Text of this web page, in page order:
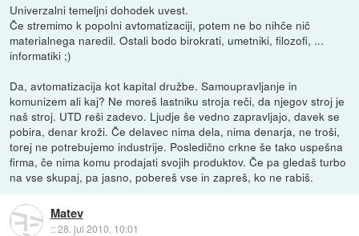
Univerzalni temeljni dohodek uvest.
Če stremimo k popolni avtomatizaciji, potem ne bo nihče nič
materialnega naredil. Ostali bodo birokrati, umetniki, filozofi, ...
informatiki ;)
Da, avtomatizacija kot kapital družbe. Samoupravljanje in
komunizem ali kaj? Ne moreš lastniku stroja reči, da njegov stroj je
naš stroj. UTD reši zadevo. Ljudje še vedno zapravljajo, davek se
pobira, denar kroži. Če delavec nima dela, nima denarja, ne troši,
torej ne potrebujemo industrije. Posledično crkne še tako uspešna
firma, če nima komu prodajati svojih produktov. Če pa gledaš turbo
na vse skupaj, pa jasno, pobereš vse in zapreš, ko ne rabiš.
Matev
::28. jul 2010, 10:01